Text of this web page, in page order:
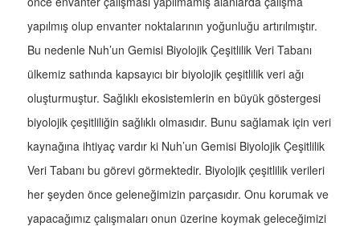
yapılmış olup envanter noktalarının yoğunluğu artırılmıştır.
Bu nedenle Nuh’un Gemisi Biyolojik Çeşitlilik Veri Tabanı
ülkemiz sathında kapsayıcı bir biyolojik çeşitlilik veri ağı
oluşturmuştur. Sağlıklı ekosistemlerin en büyük göstergesi
biyolojik çeşitliliğin sağlıklı olmasıdır. Bunu sağlamak için veri
kaynağına ihtiyaç vardır ki Nuh’un Gemisi Biyolojik Çeşitlilik
Veri Tabanı bu görevi görmektedir. Biyolojik çeşitlilik verileri
her şeyden önce geleneğimizin parçasıdır. Onu korumak ve
yapacağımız çalışmaları onun üzerine koymak geleceğimizi